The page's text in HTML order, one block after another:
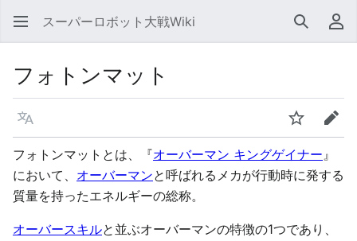
スーパーロボット大戦Wiki 検索 利
フォトンマット
言語 ウォッチ編集
フォトンマットとは、『オーバーマン キングゲイナー』
において、 オーバーマンと呼ばれるメカが行動時に発する
質量を持ったエネルギーの総称。
オーバースキルと並ぶオーバーマンの特徴の1つであり、